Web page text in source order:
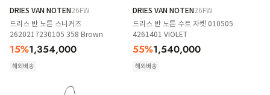
DRIES VAN NOTEN26FW
드리스 반 노튼 스니커즈
2620217230105 358 Brown
15%1,354,000
해외배송
DRIES VAN NOTEN26FW
드리스 반 노튼 수트 자켓 010505
4261401 VIOLET
55%1,540,000
해외배송